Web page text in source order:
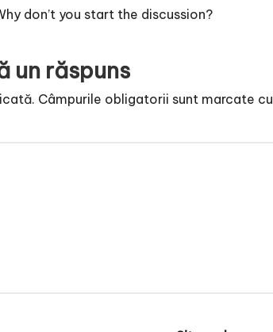
don’t you start the discussion?
un răspuns
Câmpurile obligatorii sunt marcate cu